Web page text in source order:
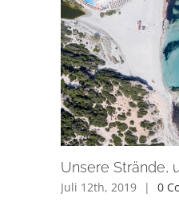
Unsere Strände,
Juli 12th, 2019 | 0